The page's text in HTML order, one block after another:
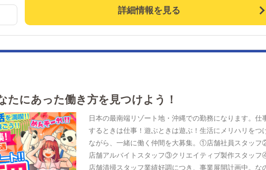
す♪仕事の時はキッチリと！そして稼ぐ。遊ぶときは遊ぶ
現代の若者にピッタリな環境です。沖縄最大級の部屋数＆
丈夫！※ 研修制度があり、一から学べる環境をご用意し
る ■仕事服がS●premeみたいでカッコイイ ■「よっしゃ！
俺が店長を目指す！」という意欲のある方も大歓迎 ※目
達成するためにこの意欲を持続させ、努力！勤勉！それ
掴める人生大逆転アネックスドリーム！！ まずはお気
にご応募ください。 ご連絡お待ちしております！！2025
10月～週休3日制導入！シングルマザーや女性から好評
連作業等副主任～上に加えてモデルさんのマネジメント等
主任～上に加えて部下教育・店舗運営等店長～主に店舗
募は、固くお断りさせて頂きます。
詳細情報を見る
たにあった働き方を見つけよう！
日本の最南端リゾート地・沖縄での勤務になります。仕
するときは仕事！遊ぶときは遊ぶ！生活にメリハリをつ
ながら、一緒に働く仲間を大募集。①店舗社員スタッ
店舗アルバイトスタッフ③クリエイティブ製作スタッ
店舗清掃スタッフ業績好調につき、事業展開計画中。な